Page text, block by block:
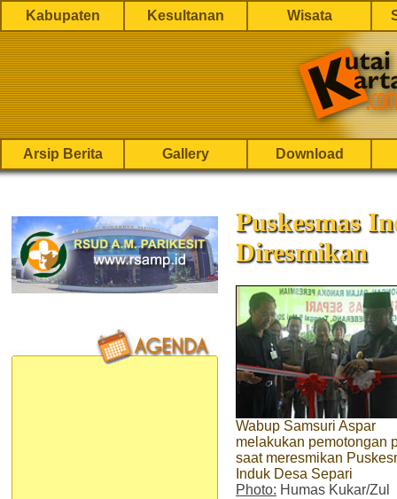
Kabupaten Kesultanan Wisata
Arsip Berita Gallery Download
Puskesmas
Diresmikan
Wabup Samsuri Aspar
melakukan pemotongan
saat meresmikan
Induk Desa Separi
Photo: Humas Kukar/Zul